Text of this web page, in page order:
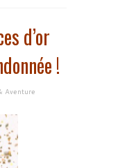
d’or
!
Aventure